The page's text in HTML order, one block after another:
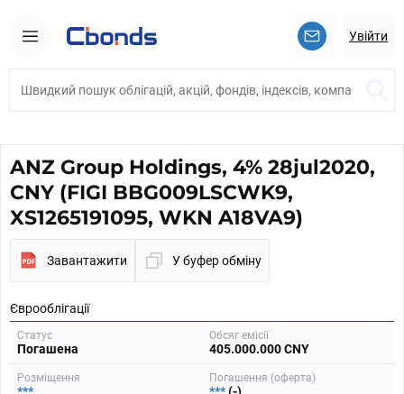
Увійти
ANZ Group Holdings, 4% 28jul2020,
CNY (FIGI BBG009LSCWK9,
XS1265191095, WKN A18VA9)
Завантажити У буфер обміну
Єврооблігації
Статус
Погашена
Обсяг емісії
405.000.000 CNY
Розміщення Погашення (оферта)